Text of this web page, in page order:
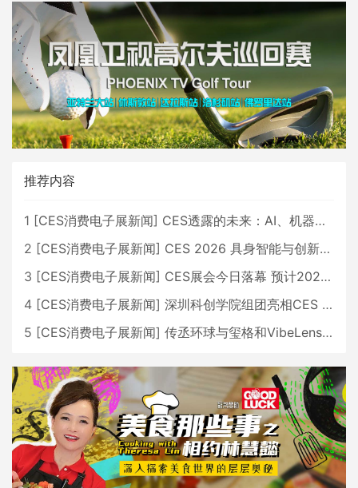
推荐内容
1 [CES消费电子展新闻] CES透露的未来：AI、机器人与智能生活大爆发
2 [CES消费电子展新闻] CES 2026 具身智能与创新领域 中国公司大放异彩
3 [CES消费电子展新闻] CES展会今日落幕 预计2026行业收入将超五千亿美元
4 [CES消费电子展新闻] 深圳科创学院组团亮相CES 广受好评
5 [CES消费电子展新闻] 传丞环球与玺格和VibeLens共同推出全新耳机